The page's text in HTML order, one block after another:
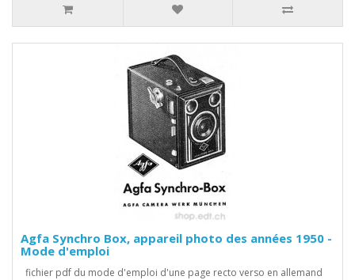
Agfa Synchro Box, appareil photo des années 1950 -
Mode d'emploi
fichier pdf du mode d'emploi d'une page recto verso en allemand